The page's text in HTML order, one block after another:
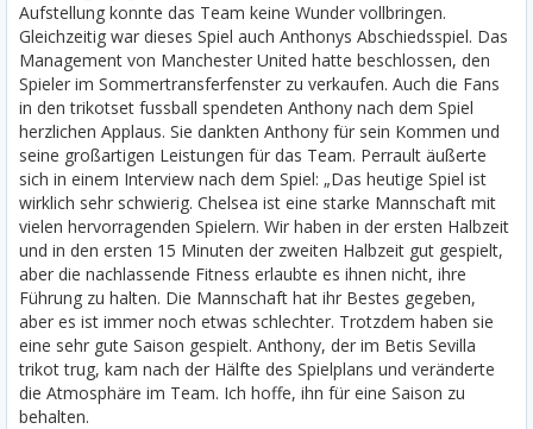
Aufstellung konnte das Team keine Wunder vollbringen.
Gleichzeitig war dieses Spiel auch Anthonys Abschiedsspiel. Das
Management von Manchester United hatte beschlossen, den
Spieler im Sommertransferfenster zu verkaufen. Auch die Fans
in den trikotset fussball spendeten Anthony nach dem Spiel
herzlichen Applaus. Sie dankten Anthony für sein Kommen und
seine großartigen Leistungen für das Team. Perrault äußerte
sich in einem Interview nach dem Spiel: „Das heutige Spiel ist
wirklich sehr schwierig. Chelsea ist eine starke Mannschaft mit
vielen hervorragenden Spielern. Wir haben in der ersten Halbzeit
und in den ersten 15 Minuten der zweiten Halbzeit gut gespielt,
aber die nachlassende Fitness erlaubte es ihnen nicht, ihre
Führung zu halten. Die Mannschaft hat ihr Bestes gegeben,
aber es ist immer noch etwas schlechter. Trotzdem haben sie
eine sehr gute Saison gespielt. Anthony, der im Betis Sevilla
trikot trug, kam nach der Hälfte des Spielplans und veränderte
die Atmosphäre im Team. Ich hoffe, ihn für eine Saison zu
behalten.